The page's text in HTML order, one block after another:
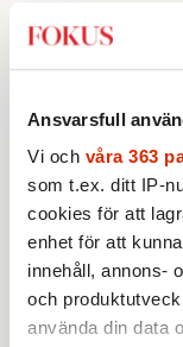
Ansvarsfull
Vi och våra 363
som t.ex. ditt IP-
cookies för att
enhet för att
innehåll, annons-
och
använda din data
Men så var
sossefotboll.
det upp under
”Svennis” var
hette Glen,
SKF och
trängdes på
Helt klart är